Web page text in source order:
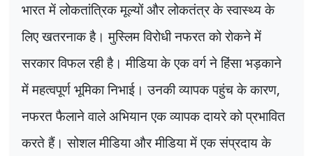
भारत में लोकतांत्रिक मूल्यों और लोकतंत्र के स्वास्थ्य के
लिए खतरनाक है। मुस्लिम विरोधी नफरत को रोकने में
सरकार विफल रही है। मीडिया के एक वर्ग ने हिंसा भड़काने
में महत्वपूर्ण भूमिका निभाई। उनकी व्यापक पहुंच के कारण,
नफरत फैलाने वाले अभियान एक व्यापक दायरे को प्रभावित
करते हैं। सोशल मीडिया और मीडिया में एक संप्रदाय के